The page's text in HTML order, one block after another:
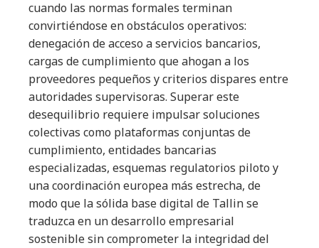
cuando las normas formales terminan
convirtiéndose en obstáculos operativos:
denegación de acceso a servicios bancarios,
cargas de cumplimiento que ahogan a los
proveedores pequeños y criterios dispares entre
autoridades supervisoras. Superar este
desequilibrio requiere impulsar soluciones
colectivas como plataformas conjuntas de
cumplimiento, entidades bancarias
especializadas, esquemas regulatorios piloto y
una coordinación europea más estrecha, de
modo que la sólida base digital de Tallin se
traduzca en un desarrollo empresarial
sostenible sin comprometer la integridad del